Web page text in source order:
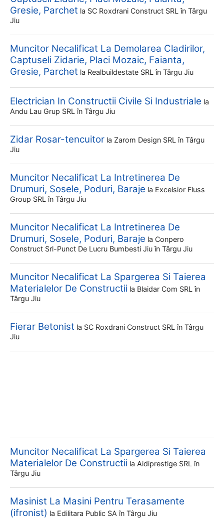
Gresie, Parchet la SC Roxdrani Construct SRL în Târgu
Jiu
Muncitor Necalificat La Demolarea Cladirilor,
Captuseli Zidarie, Placi Mozaic, Faianta,
Gresie, Parchet la Realbuildestate SRL în Târgu Jiu
Electrician In Constructii Civile Si Industriale la
Andu Lau Grup SRL în Târgu Jiu
Zidar Rosar-tencuitor la Zarom Design SRL în Târgu
Jiu
Muncitor Necalificat La Intretinerea De
Drumuri, Sosele, Poduri, Baraje la Excelsior Fluss
Group SRL în Târgu Jiu
Muncitor Necalificat La Intretinerea De
Drumuri, Sosele, Poduri, Baraje la Conpero
Construct Srl-Punct De Lucru Bumbesti Jiu în Târgu Jiu
Muncitor Necalificat La Spargerea Si Taierea
Materialelor De Constructii la Blaidar Com SRL în
Târgu Jiu
Fierar Betonist la SC Roxdrani Construct SRL în Târgu
Jiu
Muncitor Necalificat La Spargerea Si Taierea
Materialelor De Constructii la Aidiprestige SRL în
Târgu Jiu
Masinist La Masini Pentru Terasamente
(ifronist) la Edilitara Public SA în Târgu Jiu